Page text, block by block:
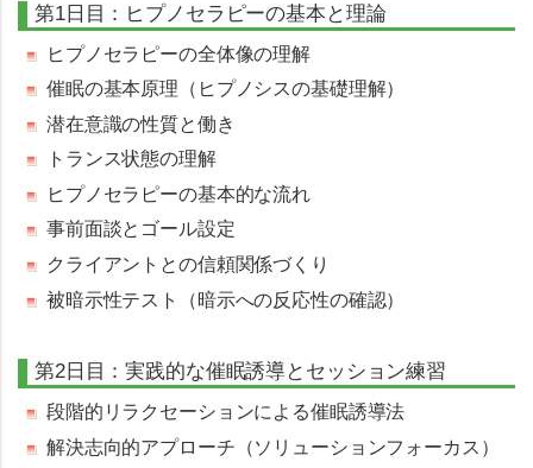
第1日目：ヒプノセラピーの基本と理論
ヒプノセラピーの全体像の理解
催眠の基本原理（ヒプノシスの基礎理解）
潜在意識の性質と働き
トランス状態の理解
ヒプノセラピーの基本的な流れ
事前面談とゴール設定
クライアントとの信頼関係づくり
被暗示性テスト（暗示への反応性の確認）
第2日目：実践的な催眠誘導とセッション練習
段階的リラクセーションによる催眠誘導法
解決志向的アプローチ（ソリューションフォーカス）